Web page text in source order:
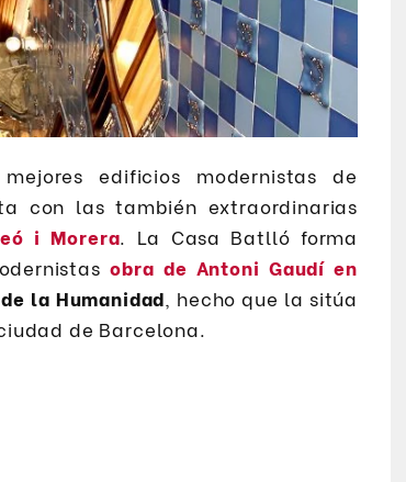
edificios modernistas de
con las también extraordinarias
i Morera . La Casa Batlló forma
obra de Antoni Gaudí en
la Humanidad , hecho que la sitúa
de Barcelona.